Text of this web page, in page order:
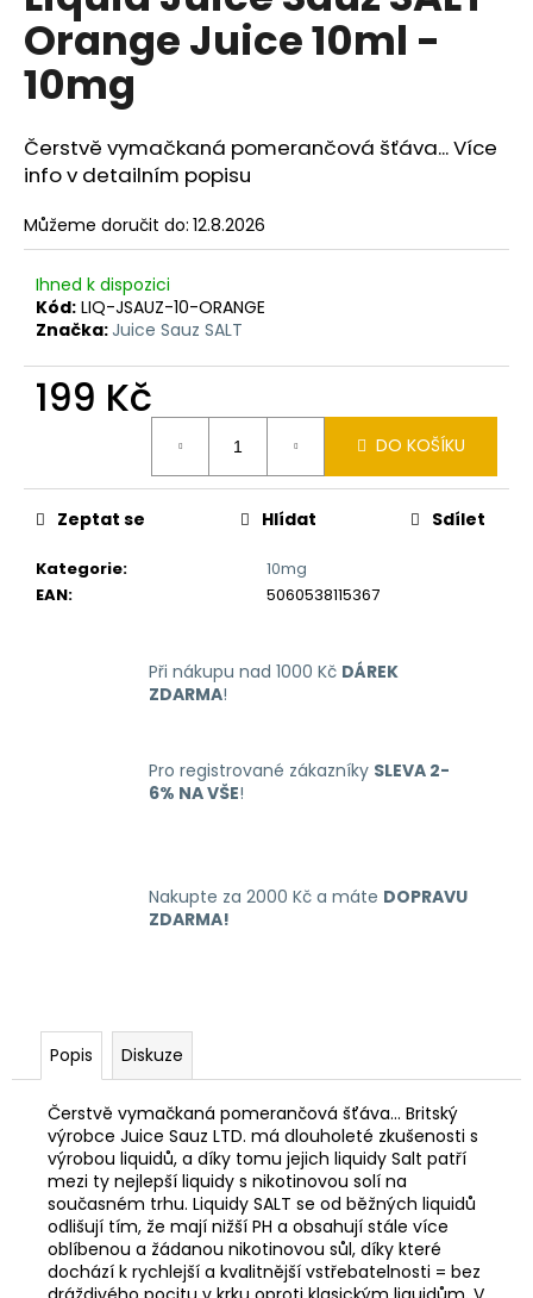
0,0
z
5
hvězdiček.
Orange Juice 10ml -
10mg
Čerstvě vymačkaná pomerančová šťáva... Více
info v detailním popisu
Můžeme doručit do: 12.8.2026
Ihned k dispozici
Kód: LIQ-JSAUZ-10-ORANGE
Značka:Juice Sauz SALT
199 Kč
DO KOŠÍKU
Kategorie:
10mg
EAN: 5060538115367
Zeptat se Hlídat Sdílet
Při nákupu nad 1000 Kč DÁREK
ZDARMA!
Pro registrované zákazníky SLEVA 2-
6% NA VŠE!
Nakupte za 2000 Kč a máte DOPRAVU
ZDARMA!
Popis Diskuze
Čerstvě vymačkaná pomerančová šťáva... Britský
výrobce Juice Sauz LTD. má dlouholeté zkušenosti s
výrobou liquidů, a díky tomu jejich liquidy Salt patří
mezi ty nejlepší liquidy s nikotinovou solí na
současném trhu. Liquidy SALT se od běžných liquidů
odlišují tím, že mají nižší PH a obsahují stále více
oblíbenou a žádanou nikotinovou sůl, díky které
dochází k rychlejší a kvalitnější vstřebatelnosti = bez
a
j
í
?
D
r
u
u